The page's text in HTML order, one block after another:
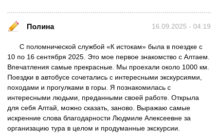
16.09.2025 - 04:19
Полина
С поломнической службой «К истокам» была в поездке с
10 по 16 сентября 2025. Это мое первое знакомство с Алтаем.
Впечатления самые прекрасные. Мы проехали около 1000 км.
Поездки в автобусе сочетались с интересными экскурсиями,
походами и прогулками в горы. Я познакомилась с
интересными людьми, преданными своей работе. Открыла
для себя Алтай, можно сказать, заново. Выражаю самые
искренние слова благодарности Людмиле Алексеевне за
организацию тура в целом и продуманные экскурсии.